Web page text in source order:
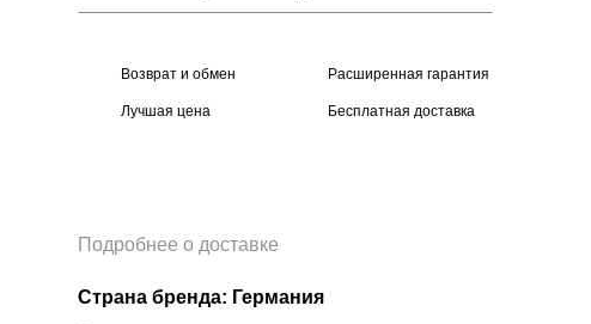
Возврат и обмен Расширенная гарантия
Лучшая цена Бесплатная доставка
Подробнее о доставке
Страна бренда: Германия